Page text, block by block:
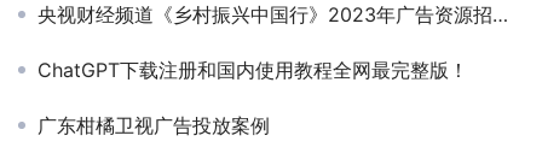
央视财经频道《乡村振兴中国行》2023年广告资源招商公告
ChatGPT下载注册和国内使用教程全网最完整版！
广东柑橘卫视广告投放案例